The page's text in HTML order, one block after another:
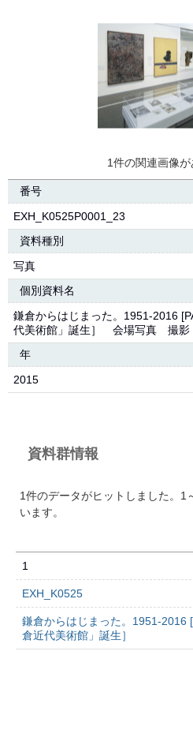
1件の関連画像が
番号
EXH_K0525P0001_23
資料種別
写真
個別資料名
鎌倉からはじまった。1951-2016
代美術館」誕生］ 会場写真 撮影
年
2015
資料群情報
1件のデータがヒットしました。1
います。
1
EXH_K0525
鎌倉からはじまった。1951-2016
倉近代美術館」誕生］